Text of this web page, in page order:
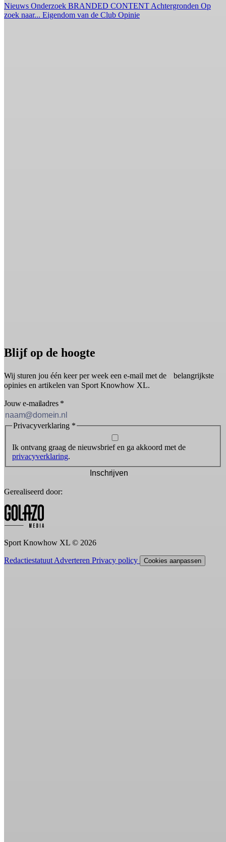
Nieuws Onderzoek BRANDED CONTENT Achtergronden Op
zoek naar... Eigendom van de Club Opinie
Blijf op de hoogte
Wij sturen jou één keer per week een e-mail met de belangrijkste
opinies en artikelen van Sport Knowhow XL.
Jouw e-mailadres *
Privacyverklaring *
Ik ontvang graag de nieuwsbrief en ga akkoord met de
privacyverklaring.
Inschrijven
Gerealiseerd door:
Sport Knowhow XL © 2026
Redactiestatuut Adverteren Privacy policy Cookies aanpassen